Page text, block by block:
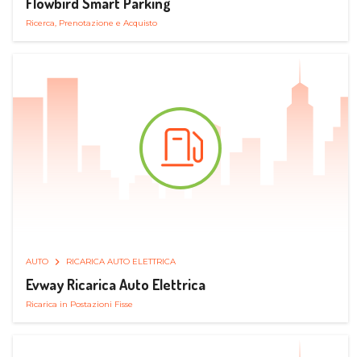
Ricerca, Prenotazione e Acquisto
AUTO RICARICA AUTO ELETTRICA
Evway Ricarica Auto Elettrica
Ricarica in Postazioni Fisse